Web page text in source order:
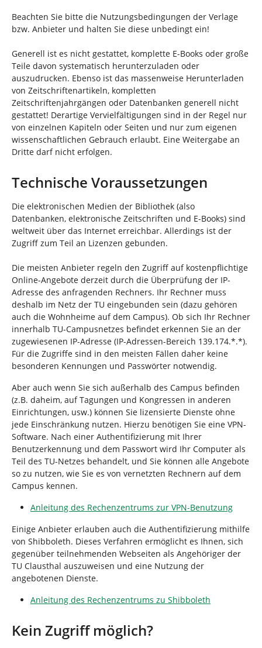
h
i
r
:
Beachten Sie bitte die Nutzungsbedingungen der Verlage
bzw. Anbieter und halten Sie diese unbedingt ein!
Generell ist es nicht gestattet, komplette E-Books oder große
Teile davon systematisch herunterzuladen oder
auszudrucken. Ebenso ist das massenweise Herunterladen
von Zeitschriftenartikeln, kompletten
Zeitschriftenjahrgängen oder Datenbanken generell nicht
gestattet! Derartige Vervielfältigungen sind in der Regel nur
von einzelnen Kapiteln oder Seiten und nur zum eigenen
wissenschaftlichen Gebrauch erlaubt. Eine Weitergabe an
Dritte darf nicht erfolgen.
Technische Voraussetzungen
Die elektronischen Medien der Bibliothek (also
Datenbanken, elektronische Zeitschriften und E-Books) sind
weltweit über das Internet erreichbar. Allerdings ist der
Zugriff zum Teil an Lizenzen gebunden.
Die meisten Anbieter regeln den Zugriff auf kostenpflichtige
Online-Angebote derzeit durch die Überprüfung der IP-
Adresse des anfragenden Rechners. Ihr Rechner muss
deshalb im Netz der TU eingebunden sein (dazu gehören
auch die Wohnheime auf dem Campus). Ob sich Ihr Rechner
innerhalb TU-Campusnetzes befindet erkennen Sie an der
zugewiesenen IP-Adresse (IP-Adressen-Bereich 139.174.*.*).
Für die Zugriffe sind in den meisten Fällen daher keine
besonderen Kennungen und Passwörter notwendig.
Aber auch wenn Sie sich außerhalb des Campus befinden
(z.B. daheim, auf Tagungen und Kongressen in anderen
Einrichtungen, usw.) können Sie lizensierte Dienste ohne
jede Einschränkung nutzen. Hierzu benötigen Sie eine VPN-
Software. Nach einer Authentifizierung mit Ihrer
Benutzerkennung und dem Passwort wird Ihr Computer als
Teil des TU-Netzes behandelt, und Sie können alle Angebote
so zu nutzen, wie Sie es von vernetzten Rechnern auf dem
Campus kennen.
Anleitung des Rechenzentrums zur VPN-Benutzung
Einige Anbieter erlauben auch die Authentifizierung mithilfe
von Shibboleth. Dieses Verfahren ermöglicht es Ihnen, sich
gegenüber teilnehmenden Webseiten als Angehöriger der
TU Clausthal auszuweisen und eine Nutzung der
angebotenen Dienste.
Anleitung des Rechenzentrums zu Shibboleth
Kein Zugriff möglich?